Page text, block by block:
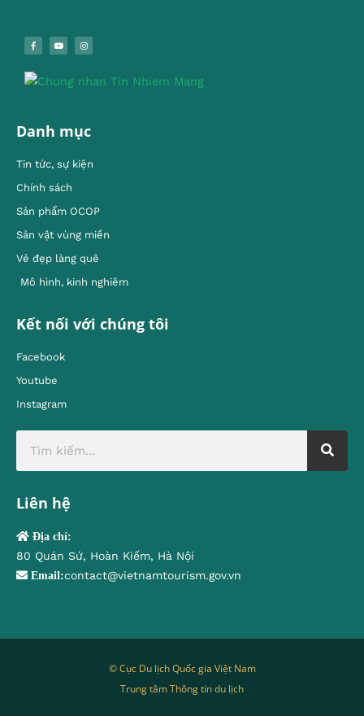
Danh mục
Tin tức, sự kiện
Chính sách
Sản phẩm OCOP
Sản vật vùng miền
Vẻ đẹp làng quê
Mô hình, kinh nghiêm
Kết nối với chúng tôi
Facebook
Youtube
Instagram
Liên hệ
Địa chỉ:
80 Quán Sứ, Hoàn Kiếm, Hà Nội
Email:contact@vietnamtourism.gov.vn
© Cục Du lịch Quốc gia Việt Nam
Trung tâm Thông tin du lịch